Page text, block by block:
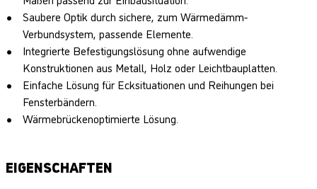
Saubere Optik durch sichere, zum Wärmedämm-
Verbundsystem, passende Elemente.
Integrierte Befestigungslösung ohne aufwendige
Konstruktionen aus Metall, Holz oder Leichtbauplatten.
Einfache Lösung für Ecksituationen und Reihungen bei
Fensterbändern.
Wärmebrückenoptimierte Lösung.
EIGENSCHAFTEN